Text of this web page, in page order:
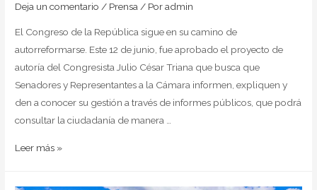
Deja un comentario / Prensa/ Poradmin
El Congreso de la República sigue en su camino de
autorreformarse. Este 12 de junio, fue aprobado el proyecto de
autoría del Congresista Julio César Triana que busca que
Senadores y Representantes a la Cámara informen, expliquen y
den a conocer su gestión a través de informes públicos, que podrá
consultar la ciudadanía de manera …
Leer más »